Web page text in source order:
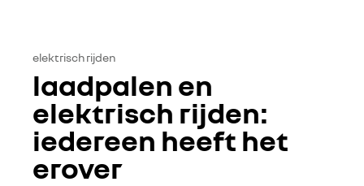
modellen
kennis
financieel
concept cars
elektrisch rijden
laadpalen en
elektrisch rijden:
iedereen heeft het
erover